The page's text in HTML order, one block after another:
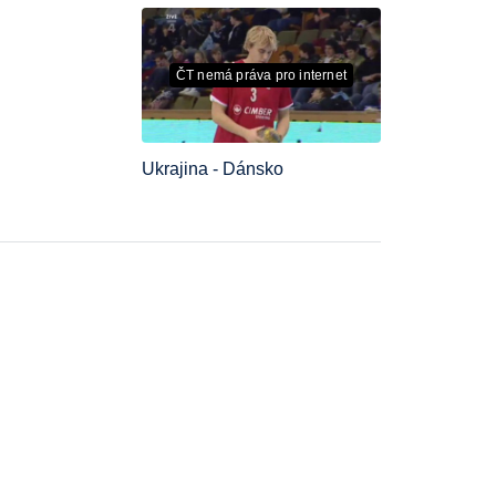
ČT nemá práva pro internet
Ukrajina - Dánsko